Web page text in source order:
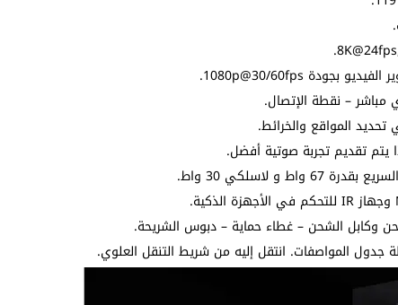
مباشر – نقطة الإتصال.
المواقع والخرائط.
يتم تقديم تجربة صوتية أفضل.
المواصفات. انتقل إليه من شريط التنقل العلوي.